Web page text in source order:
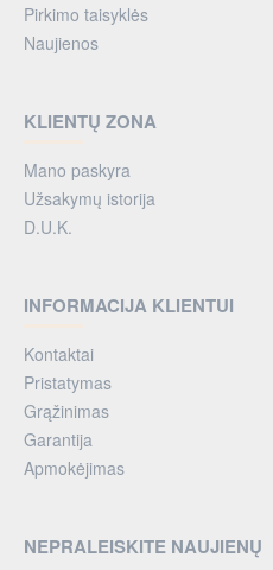
Pirkimo taisyklės
Naujienos
KLIENTŲ ZONA
Mano paskyra
Užsakymų istorija
D.U.K.
INFORMACIJA KLIENTUI
Kontaktai
Pristatymas
Grąžinimas
Garantija
Apmokėjimas
NEPRALEISKITE NAUJIENŲ